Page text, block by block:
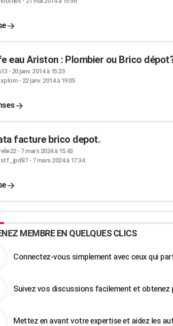
eau Ariston : Plombier ou Brico
- 20 janv. 2014 à 15:23
xplom- 22 janv. 2014 à 19:05
facture brico depot.
- 7 mars 2024 à 15:43
stf_jpd87- 7 mars 2024 à 17:34
MEMBRE EN QUELQUES CLICS
Connectez-vous simplement avec ceux qui
Suivez vos discussions facilement et obtenez
Mettez en avant votre expertise et aidez les